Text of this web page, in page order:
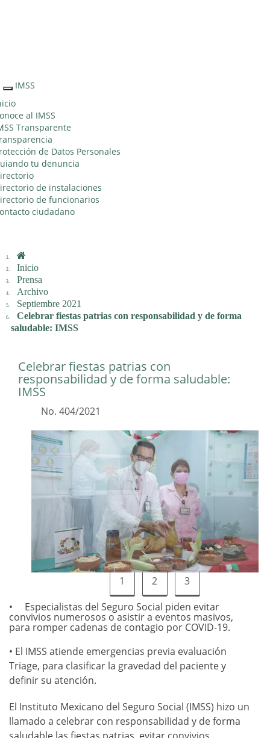
Interruptor
de
Navegación
IMSS
al IMSS
Transparente
de Datos Personales
tu denuncia
de instalaciones
de funcionarios
ciudadano
Inicio
Prensa
Archivo
Septiembre 2021
Celebrar fiestas patrias con responsabilidad y de forma
saludable: IMSS
Celebrar fiestas patrias con
responsabilidad y de forma saludable:
IMSS
No. 404/2021
1 2
3
Especialistas del Seguro Social piden evitar
convivios numerosos o asistir a eventos masivos,
para romper cadenas de contagio por COVID-19.
• El IMSS atiende emergencias previa evaluación
Triage, para clasificar la gravedad del paciente y
definir su atención.
El Instituto Mexicano del Seguro Social (IMSS) hizo un
llamado a celebrar con responsabilidad y de forma
saludable las fiestas patrias, evitar convivios